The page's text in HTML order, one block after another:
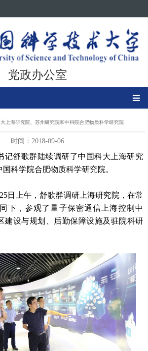
党政办公室
上海研究院、苏州研究院和中科院合肥物质科学研究院
时间：2018-09-06
记舒歌群陆续调研了中国科大上海研究
科学院合肥物质科学研究院。
日上午，舒歌群调研上海研究院，在常
下，参观了量子保密通信上海控制中
建设与规划、后勤保障设施及驻院科研